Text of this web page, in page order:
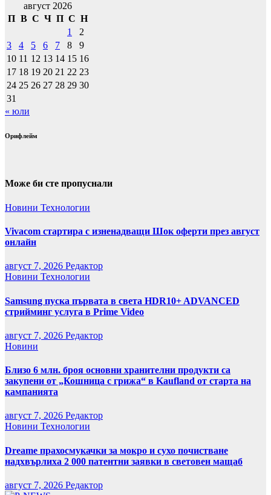
август 2026
П В С Ч П С Н
1
2
3
4 5 6 7 8
9
10 11 12 13 14 15 16
17 18 19 20 21 22 23
24 25 26 27 28 29 30
31
« юли
Орифлейм
Може би сте пропуснали
Новини Технологии
Vivacom стартира с изненадващи Шок оферти през август
онлайн
август 7, 2026 Редактор
Новини Технологии
Samsung пуска първата в света HDR10+ ADVANCED
стрийминг услуга в Prime Video
август 7, 2026 Редактор
Новини
Близо 6 млн. броя основни хранителни продукти са
закупени от „Кошница с грижа“ в Kaufland от старта на
кампанията
август 7, 2026 Редактор
Новини Технологии
Dreame прахосмукачки за мокро и сухо почистване
надхвърлиха 2 000 патентни заявки в световен мащаб
август 7, 2026 Редактор